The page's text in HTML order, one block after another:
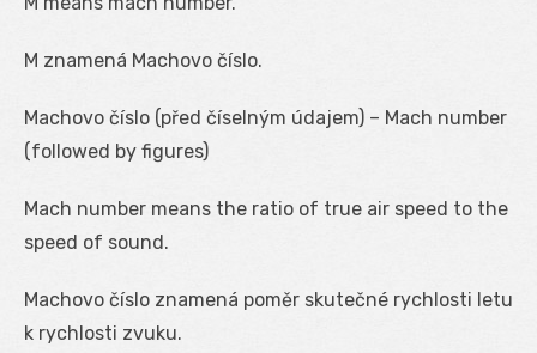
M znamená Machovo číslo.
Machovo číslo (před číselným údajem) – Mach number
(followed by figures)
Mach number means the ratio of true air speed to the
speed of sound.
Machovo číslo znamená poměr skutečné rychlosti letu
k rychlosti zvuku.